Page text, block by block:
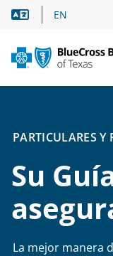
Asistencia
EN
PARTICULARES Y
Su
La mejor manera